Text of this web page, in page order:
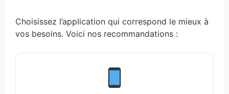
Choisissez l’application qui correspond le mieux à
vos besoins. Voici nos recommandations :